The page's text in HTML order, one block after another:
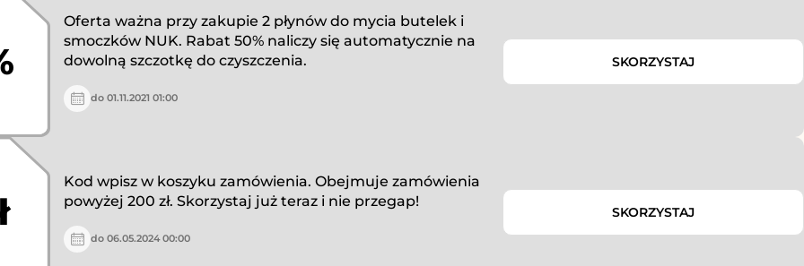
Oferta ważna przy zakupie 2 płynów do mycia butelek i
smoczków NUK. Rabat 50% naliczy się automatycznie na
dowolną szczotkę do czyszczenia.
do 01.11.2021 01:00
SKORZYSTAJ
Kod wpisz w koszyku zamówienia. Obejmuje zamówienia
powyżej 200 zł. Skorzystaj już teraz i nie przegap!
do 06.05.2024 00:00
SKORZYSTAJ